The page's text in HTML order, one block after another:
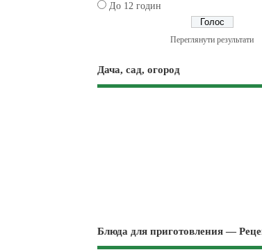
До 12 годин
Переглянути результати
Дача, сад, огород
Блюда для приготовления —